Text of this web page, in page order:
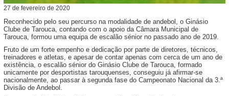
27 de fevereiro de 2020
Reconhecido pelo seu percurso na modalidade de andebol, o Ginásio
Clube de Tarouca, contando com o apoio da Câmara Municipal de
Tarouca, formou uma equipa de escalão sénior no passado ano de 2019.
Fruto de um forte empenho e dedicação por parte de diretores, técnicos,
treinadores e atletas, e apesar de contar apenas com cerca de um ano de
existência, o escalão sénior do Ginásio Clube de Tarouca, formado
unicamente por desportistas tarouquenses, conseguiu já afirmar-se
nacionalmente, ao passar à segunda fase do Campeonato Nacional da 3.ª
Divisão de Andebol.